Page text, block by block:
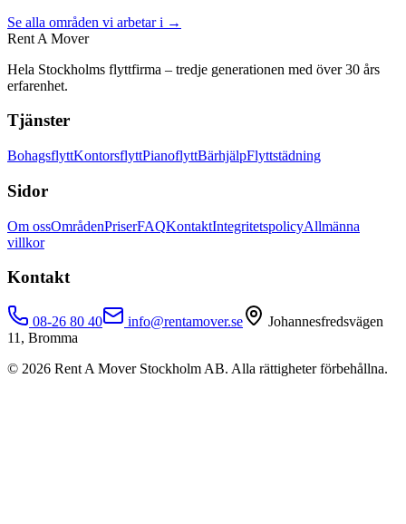
Se alla områden vi arbetar i →
Rent A Mover
Hela Stockholms flyttfirma – tredje generationen med över 30 års
erfarenhet.
Tjänster
BohagsflyttKontorsflyttPianoflyttBärhjälpFlyttstädning
Sidor
Om ossOmrådenPriserFAQKontaktIntegritetspolicyAllmänna
villkor
Kontakt
08-26 80 40 info@rentamover.se
Johannesfredsvägen
11, Bromma
© 2026 Rent A Mover Stockholm AB. Alla rättigheter förbehållna.